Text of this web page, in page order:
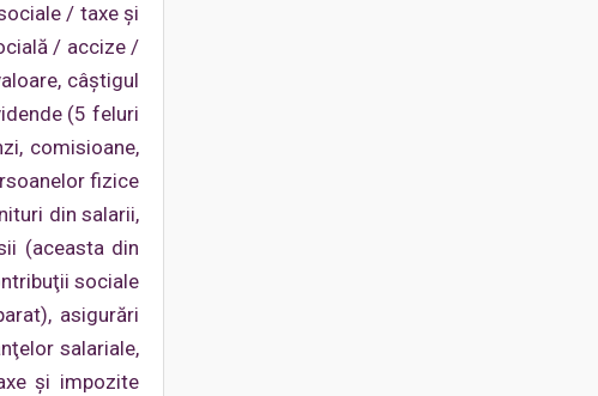
/ taxe şi
/ accize /
câştigul
(5 feluri
comisioane,
fizice
din salarii,
(aceasta din
sociale
asigurări
salariale,
şi impozite